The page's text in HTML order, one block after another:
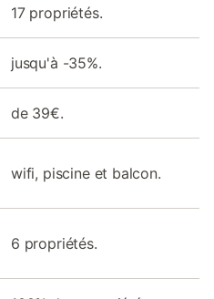
17 propriétés.
jusqu'à -35%.
de 39€.
wifi, piscine et balcon.
6 propriétés.